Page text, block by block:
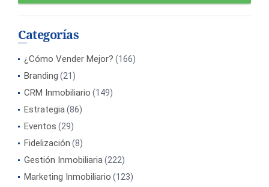
Categorías
¿Cómo Vender Mejor? (166)
Branding (21)
CRM Inmobiliario (149)
Estrategia(86)
Eventos (29)
Fidelización (8)
Gestión Inmobiliaria(222)
Marketing Inmobiliario (123)